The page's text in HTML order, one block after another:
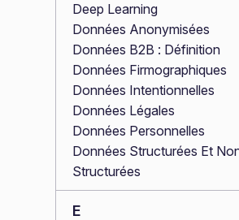
Deep Learning
Données Anonymisées
Données B2B : Définition
Données Firmographiques
Données Intentionnelles
Données Légales
Données Personnelles
Données Structurées Et
Structurées
E